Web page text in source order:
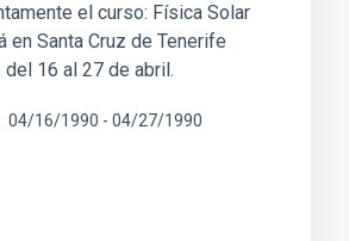
el curso: Física Solar
en Santa Cruz de Tenerife
16 al 27 de abril.
04/16/1990 - 04/27/1990